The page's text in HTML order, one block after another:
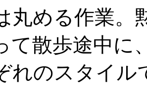
丸める作業。
て散歩途中に
れのスタイル